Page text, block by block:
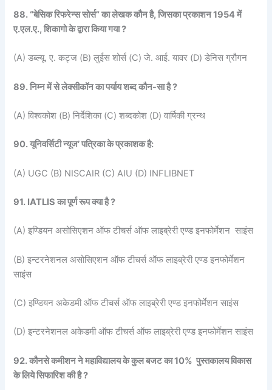
88. “बेसिक रिफरेन्स सोर्स” का लेखक कौन है, जिसका प्रकाशन 1954 में
ए.एल.ए., शिकागो के द्वारा किया गया ?
(A) डब्ल्यू. ए. कट्ज (B) लुईस शोर्स (C) जे. आई. यावर (D) डेनिस ग्रौगन
89. निम्न में से लेक्सीकॉन का पर्याय शब्द कौन-सा है ?
(A) विश्वकोश (B) निर्देशिका (C) शब्दकोश (D) वार्षिकी ग्रन्थ
90. यूनिवर्सिटी न्यूज’ पत्रिका के प्रकाशक है:
(A) UGC (B) NISCAIR (C) AIU (D) INFLIBNET
91. IATLIS का पूर्ण रूप क्या है ?
(A) इण्डियन असोसिएशन ऑफ टीचर्स ऑफ लाइब्रेरी एण्ड इनफोर्मेशन साइंस
(B) इन्टरनेशनल असोसिएशन ऑफ टीचर्स ऑफ लाइब्रेरी एण्ड इनफोर्मेशन
साइंस
(C) इण्डियन अकेडमी ऑफ टीचर्स ऑफ लाइब्रेरी एण्ड इनफोर्मेशन साइंस
(D) इन्टरनेशनल अकेडमी ऑफ टीचर्स ऑफ लाइब्रेरी एण्ड इनफोर्मेशन साइंस
92. कौनसे कमीशन ने महाविद्यालय के कुल बजट का 10% पुस्तकालय विकास
के लिये सिफारिश की है ?